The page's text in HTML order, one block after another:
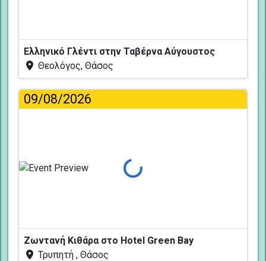
Ελληνικό Γλέντι στην Ταβέρνα Αύγουστος
Θεολόγος, Θάσος
09/08/2026
Φόρτωση...
Ζωντανή Κιθάρα στο Hotel Green Bay
Τρυπητή , Θάσος